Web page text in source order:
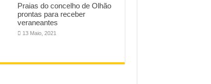
Praias do concelho de Olhão
prontas para receber
veraneantes
13 Maio, 2021